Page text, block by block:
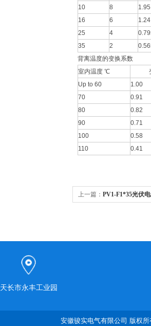
10 8
1.95
16
6
1.24
25
4
35
2
背离温度的变换系数
室内温度 ℃
变
Up to 60
1.00
70
0.91
80
0.82
90
0.71
100
0.58
110
0.41
上一篇： PV1-F1*35光伏
天长市永丰工业园
安徽骏实电气有限公司 版权